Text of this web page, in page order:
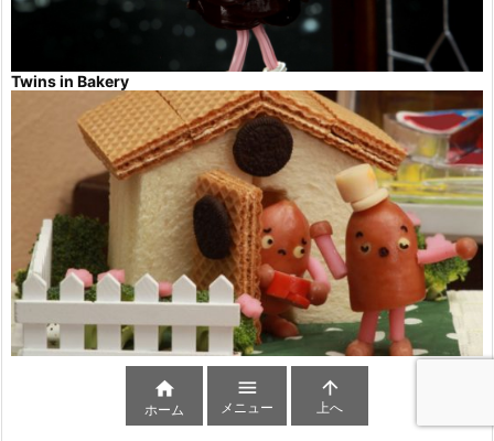
Twins in Bakery

ホーム

メニュー

上へ